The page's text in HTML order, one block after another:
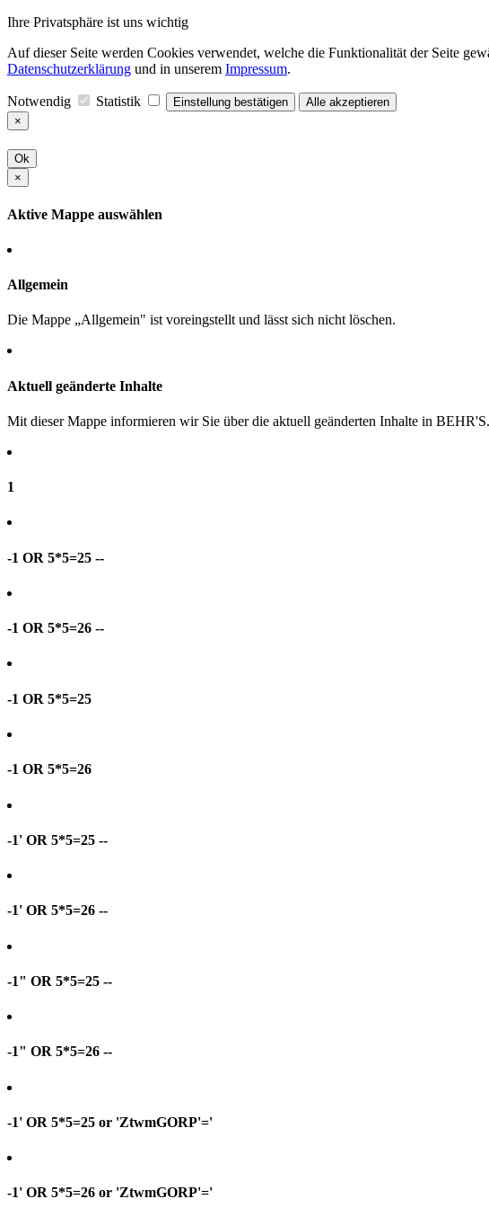
Ihre Privatsphäre ist uns wichtig
Auf dieser Seite werden Cookies verwendet, welche die Funktionalität der Seite
Datenschutzerklärung und in unserem Impressum.
Notwendig Statistik Einstellung bestätigen
Alle akzeptieren
×
Ok
×
Aktive Mappe auswählen
Allgemein
Die Mappe „Allgemein" ist voreingstellt und lässt sich nicht löschen.
Aktuell geänderte Inhalte
Mit dieser Mappe informieren wir Sie über die aktuell geänderten Inhalte in
1
-1 OR 5*5=25 --
-1 OR 5*5=26 --
-1 OR 5*5=25
-1 OR 5*5=26
-1' OR 5*5=25 --
-1' OR 5*5=26 --
-1" OR 5*5=25 --
-1" OR 5*5=26 --
-1' OR 5*5=25 or 'ZtwmGORP'='
-1' OR 5*5=26 or 'ZtwmGORP'='